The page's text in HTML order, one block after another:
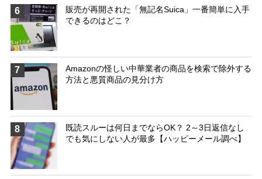
6
販売が再開された「無記名Suica」一番簡単に入手
できるのはどこ？
7
Amazonの怪しい中華業者の商品を検索で除外する
方法と悪質商品の見分け方
8
既読スルーは何日までならOK？ 2～3日返信なし
でも気にしない人が最多【ハッピーメール調べ】